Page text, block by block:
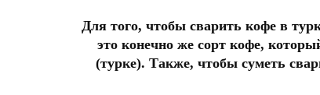
Для того, чтобы сварить кофе в
это конечно же сорт кофе,
(турке). Также, чтобы суметь